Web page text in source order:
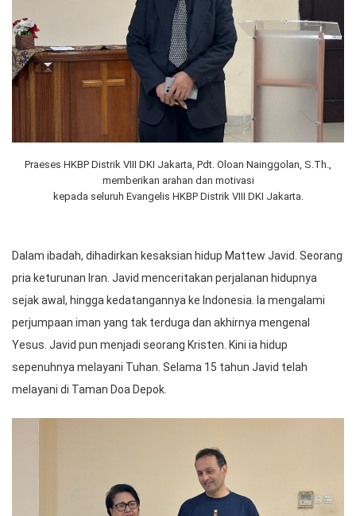
Praeses HKBP Distrik VIII DKI Jakarta, Pdt. Oloan Nainggolan, S.Th.,
memberikan arahan dan motivasi
kepada seluruh Evangelis HKBP Distrik VIII DKI Jakarta.
Dalam ibadah, dihadirkan kesaksian hidup Mattew Javid. Seorang
pria keturunan Iran. Javid menceritakan perjalanan hidupnya
sejak awal, hingga kedatangannya ke Indonesia. Ia mengalami
perjumpaan iman yang tak terduga dan akhirnya mengenal
Yesus. Javid pun menjadi seorang Kristen. Kini ia hidup
sepenuhnya melayani Tuhan. Selama 15 tahun Javid telah
melayani di Taman Doa Depok.